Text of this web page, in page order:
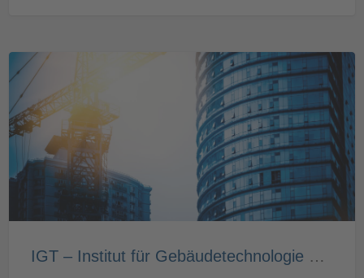
IGT – Institut für Gebäudetechnologie GmbH